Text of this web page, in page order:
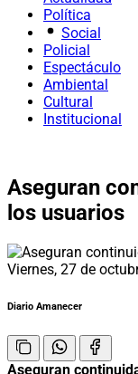
Política
Social
Policial
Espectáculo
Ambiental
Cultural
Institucional
Aseguran
los usuarios
Viernes, 27 de
Diario Amanecer
Aseguran